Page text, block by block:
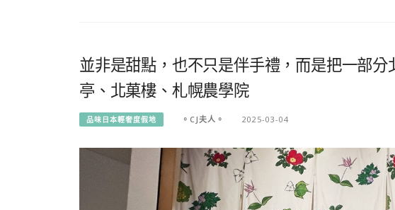
並非是甜點，也不只是伴手禮，而是把一部
亭、北菓樓、札幌農學院
品味日本輕奢度假地 。CJ夫人。 2025-03-04